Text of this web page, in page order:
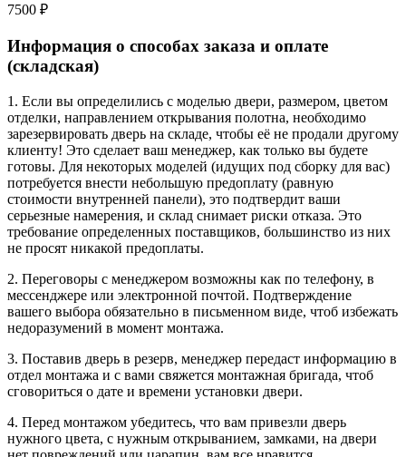
7500 ₽
Информация о способах заказа и оплате
(складская)
1. Если вы определились с моделью двери, размером, цветом
отделки, направлением открывания полотна, необходимо
зарезервировать дверь на складе, чтобы её не продали другому
клиенту! Это сделает ваш менеджер, как только вы будете
готовы. Для некоторых моделей (идущих под сборку для вас)
потребуется внести небольшую предоплату (равную
стоимости внутренней панели), это подтвердит ваши
серьезные намерения, и склад снимает риски отказа. Это
требование определенных поставщиков, большинство из них
не просят никакой предоплаты.
2. Переговоры с менеджером возможны как по телефону, в
мессенджере или электронной почтой. Подтверждение
вашего выбора обязательно в письменном виде, чтоб избежать
недоразумений в момент монтажа.
3. Поставив дверь в резерв, менеджер передаст информацию в
отдел монтажа и с вами свяжется монтажная бригада, чтоб
сговориться о дате и времени установки двери.
4. Перед монтажом убедитесь, что вам привезли дверь
нужного цвета, с нужным открыванием, замками, на двери